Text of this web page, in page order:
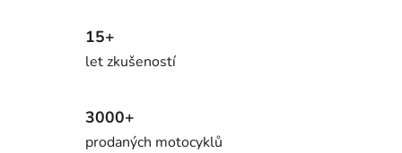
15+
let zkušeností
3000+
prodaných motocyklů